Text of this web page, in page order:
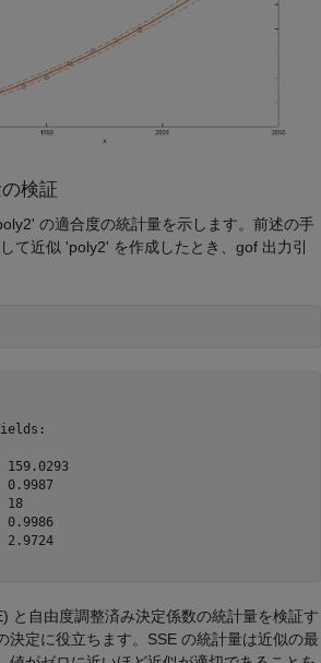
検証
の適合度の統計量を示します。前述の手
て近似 'poly2' を作成したとき、gof 出力引
159.0293
0.9987
18
0.9986
2.9724
と自由度調整済み決定係数の統計量を検証す
決定に役立ちます。SSE の統計量は近似の最